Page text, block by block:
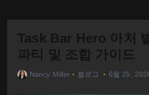
Task Bar Hero 아처
파티 및 조합 가이드
Nancy Miller 블로그 6월 25,